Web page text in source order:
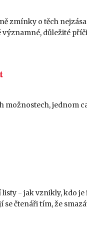
zmínky o těch
důležité
možnostech, jednom
- jak vznikly, kdo
se čtenáři tím, že